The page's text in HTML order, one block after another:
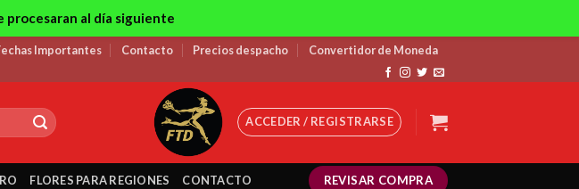
Importantes Contacto Precios despacho Convertidor de Moneda
ACCEDER / REGISTRARSE
FLORES PARA REGIONES CONTACTO REVISAR COMPRA
procesaran al día siguiente